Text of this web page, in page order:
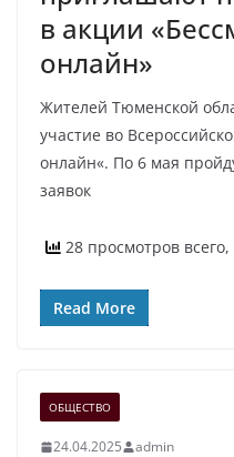
в акции
онлайн»
Жителей Тюменской
участие во
онлайн«. По 6 мая
заявок
28 просмотров
Read More
ОБЩЕСТВО
24.04.2025 admin